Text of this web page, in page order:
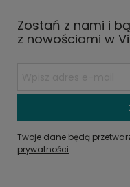
Zostań z nami i
z nowościami w
Twoje dane będą
prywatności